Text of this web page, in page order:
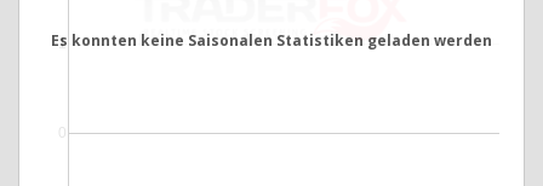
0
1
Es konnten keine Saisonalen Statistiken geladen werden